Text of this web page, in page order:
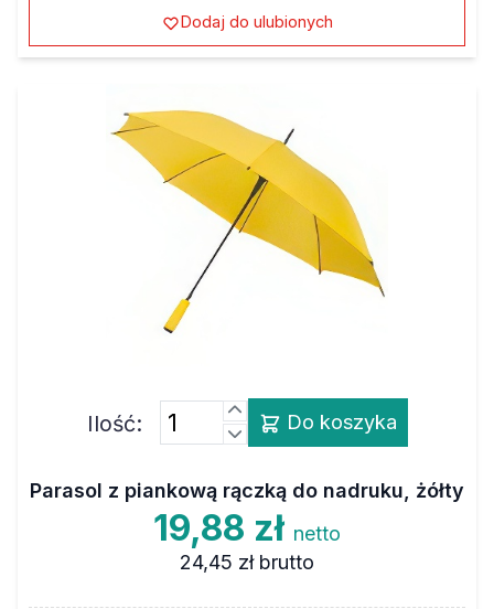
Dodaj do ulubionych
Ilość: Do koszyka
Parasol z piankową rączką do nadruku, żółty
19,88 zł netto
24,45 zł brutto